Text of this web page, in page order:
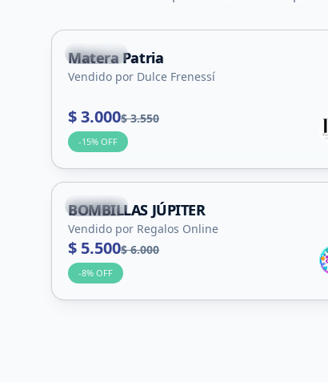
Capital
Matera Patria
Vendido por Dulce Frenessí
$ 3.000$ 3.550
-15% OFF
Capital
BOMBILLAS JÚPITER
Vendido por Regalos Online
$ 5.500$ 6.000
-8% OFF